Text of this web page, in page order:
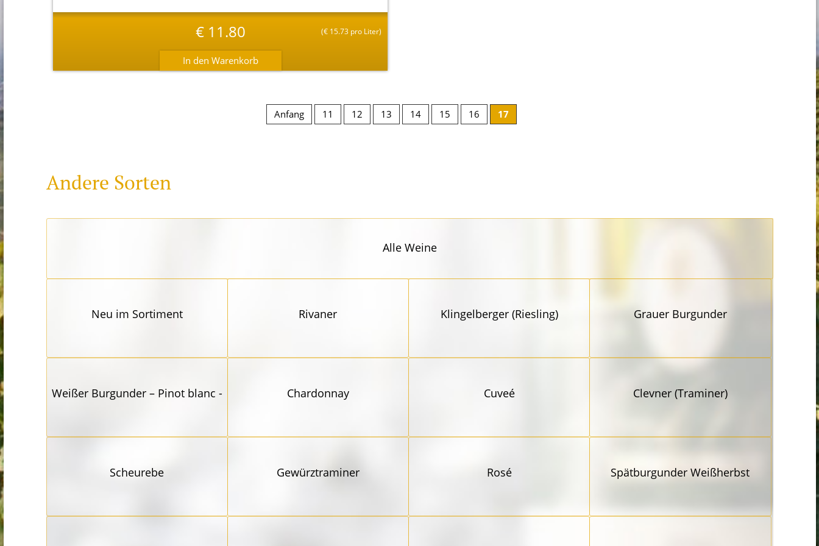
€11.80 (€ 15.73 pro Liter)
Anfang 11 12 13 14 15 16 17
Andere Sorten
Alle Weine
Neu im Sortiment Rivaner Klingel­berger (Riesling) Grauer Burgunder
Weißer Burgunder – Pinot blanc - Chardonnay Cuveé Clevner (Traminer)
Scheurebe Gewürz­traminer Rosé Spätbur­gunder Weißherbst